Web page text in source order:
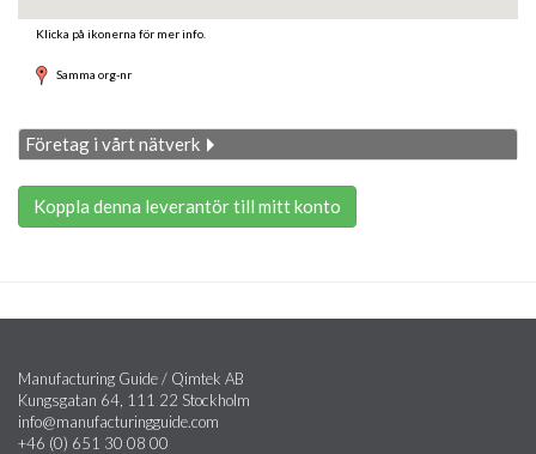
Klicka på ikonerna för mer info.
Samma org-nr
Företag i vårt nätverk
Koppla denna leverantör till mitt konto
Manufacturing Guide / Qimtek AB
Kungsgatan 64, 111 22 Stockholm
info@manufacturingguide.com
+46 (0) 651 30 08 00